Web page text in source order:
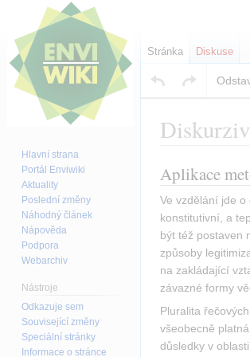
Skočit
na
navigaci
Skočit
na
vyhledávání
Aplikace
Ve vzdělání jde
konstitutivní, a
být též postaven
způsoby
na zakládající
závazné formy
Pluralita
všeobecně
důsledky v
Stránka Diskuse
Hlavní strana
Portál Enviwiki
Aktuality
Poslední změny
Náhodný článek
Nápověda
Podpora
Webarchiv
Nástroje
Odkazuje sem
Související změny
Speciální stránky
Informace o stránce